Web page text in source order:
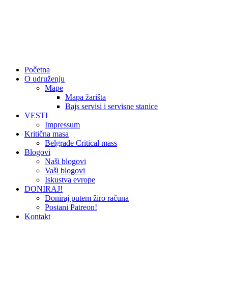
Početna
O udruženju
Mape
Mapa žarišta
Bajs servisi i servisne stanice
VESTI
Impressum
Kritična masa
Belgrade Critical mass
Blogovi
Naši blogovi
Vaši blogovi
Iskustva evrope
DONIRAJ!
Doniraj putem žiro računa
Postani Patreon!
Kontakt